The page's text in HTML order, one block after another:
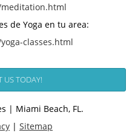
de Yoga en tu area:
classes.html
US TODAY!
| Miami Beach, FL.
| Sitemap